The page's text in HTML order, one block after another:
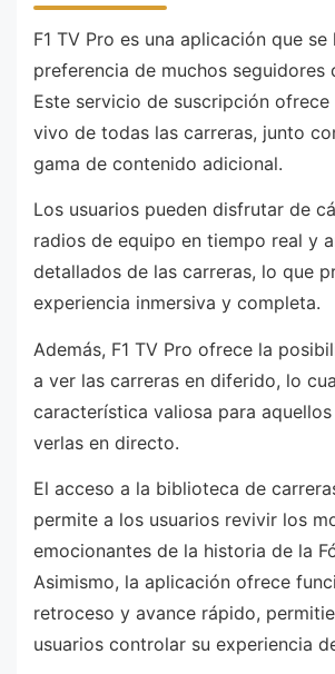
F1 TV Pro es una aplicación que se
preferencia de muchos seguidores
Este servicio de suscripción
vivo de todas las carreras, junto
gama de contenido adicional.
Los usuarios pueden disfrutar de
radios de equipo en tiempo real y
detallados de las carreras, lo que
experiencia inmersiva y completa.
Además, F1 TV Pro ofrece la
a ver las carreras en diferido, lo
característica valiosa para
verlas en directo.
El acceso a la biblioteca de
permite a los usuarios revivir los
emocionantes de la historia de la
Asimismo, la aplicación ofrece
retroceso y avance rápido,
usuarios controlar su experiencia